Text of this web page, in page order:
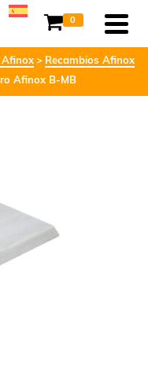
0
Recambios Afinox
Afinox B-MB